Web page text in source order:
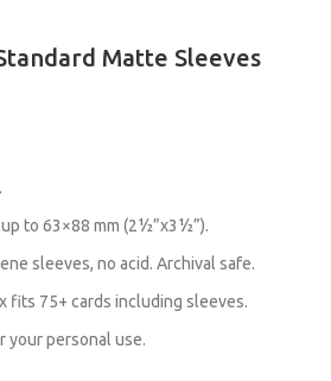
Matte Sleeves
to 63×88 mm (2½”x3½”).
sleeves, no acid. Archival safe.
fits 75+ cards including sleeves.
your personal use.